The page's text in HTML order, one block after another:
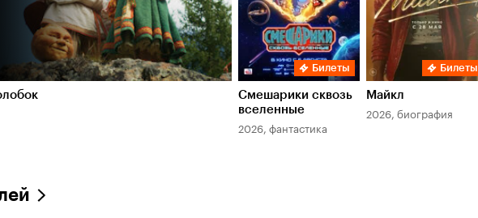
Билеты
Смешарики сквозь
вселенные
2026, фантастика
Билеты
Майкл
2026, биография